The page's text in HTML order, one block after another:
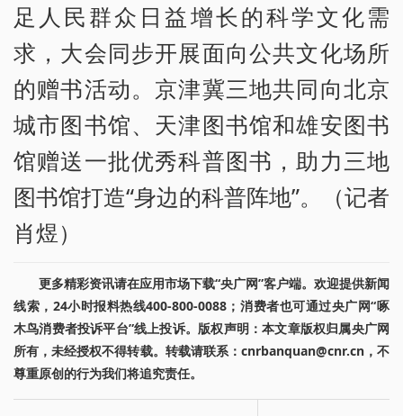
足人民群众日益增长的科学文化需
求，大会同步开展面向公共文化场所
的赠书活动。京津冀三地共同向北京
城市图书馆、天津图书馆和雄安图书
馆赠送一批优秀科普图书，助力三地
图书馆打造“身边的科普阵地”。（记者
肖煜）
更多精彩资讯请在应用市场下载“央广网”客户端。欢迎提供新闻
线索，24小时报料热线400-800-0088；消费者也可通过央广网“啄
木鸟消费者投诉平台”线上投诉。版权声明：本文章版权归属央广网
所有，未经授权不得转载。转载请联系：cnrbanquan@cnr.cn，不
尊重原创的行为我们将追究责任。